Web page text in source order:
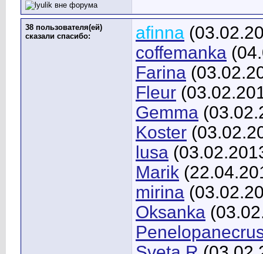
38 пользователя(ей)
сказали cпасибо:
afinna
coffemanka
Farina
Fleur
Gemma
Koster
lusa
Marik
mirina
Oksanka